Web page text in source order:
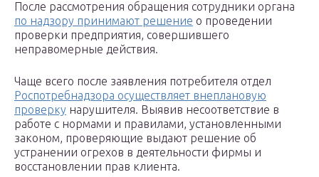
После рассмотрения обращения сотрудники органа
по надзору принимают решение о проведении
проверки предприятия, совершившего
неправомерные действия.
Чаще всего после заявления потребителя отдел
Роспотребнадзора осуществляет внеплановую
проверку нарушителя. Выявив несоответствие в
работе с нормами и правилами, установленными
законом, проверяющие выдают решение об
устранении огрехов в деятельности фирмы и
восстановлении прав клиента.